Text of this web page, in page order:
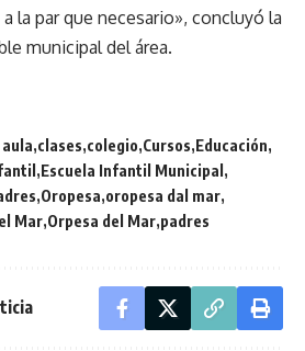
la par que necesario», concluyó la
municipal del área.
aula clases colegio Cursos Educación
Escuela Infantil Municipal
Oropesa oropesa dal mar
Mar Orpesa del Mar padres